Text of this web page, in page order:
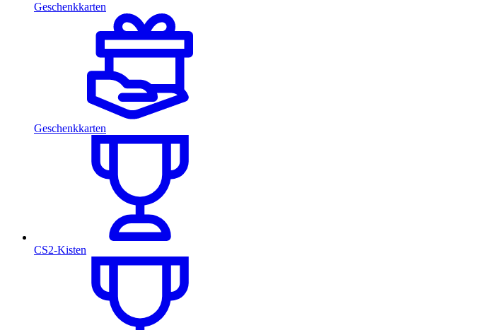
Geschenkkarten
Geschenkkarten
CS2-Kisten